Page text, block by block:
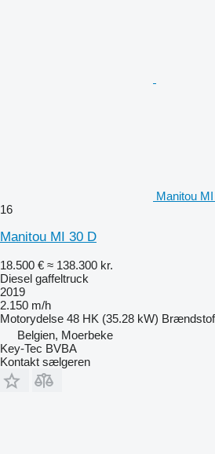
Manitou
16
Manitou MI 30 D
18.500 € ≈ 138.300 kr.
Diesel gaffeltruck
2019
2.150 m/h
Motorydelse 48 HK (35.28 kW) Brændstof
Belgien, Moerbeke
Key-Tec BVBA
Kontakt sælgeren